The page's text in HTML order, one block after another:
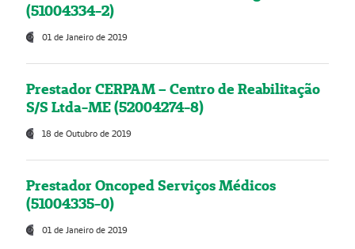
(51004334-2)
01 de Janeiro de 2019
Prestador CERPAM – Centro de Reabilitação
S/S Ltda-ME (52004274-8)
18 de Outubro de 2019
Prestador Oncoped Serviços Médicos
(51004335-0)
01 de Janeiro de 2019